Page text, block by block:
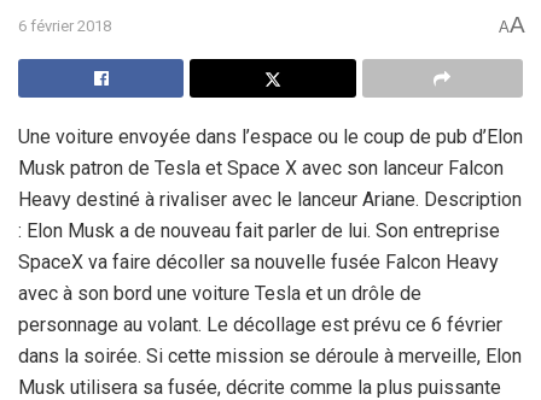
6 février 2018 AA
Une voiture envoyée dans l’espace ou le coup de pub d’Elon
Musk patron de Tesla et Space X avec son lanceur Falcon
Heavy destiné à rivaliser avec le lanceur Ariane. Description
: Elon Musk a de nouveau fait parler de lui. Son entreprise
SpaceX va faire décoller sa nouvelle fusée Falcon Heavy
avec à son bord une voiture Tesla et un drôle de
personnage au volant. Le décollage est prévu ce 6 février
dans la soirée. Si cette mission se déroule à merveille, Elon
Musk utilisera sa fusée, décrite comme la plus puissante